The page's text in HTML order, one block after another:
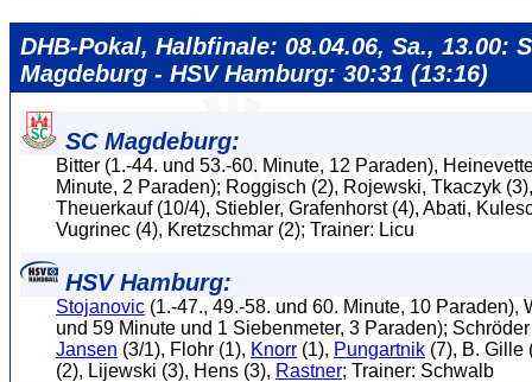
DHB-Pokal, Halbfinale: 08.04.06, Sa., 13.00:
Magdeburg - HSV Hamburg: 30:31 (13:16)
SC Magdeburg:
Bitter (1.-44. und 53.-60. Minute, 12 Paraden),
Minute, 2 Paraden); Roggisch (2), Rojewski, Tkaczyk
Theuerkauf (10/4), Stiebler, Grafenhorst (4), Abati,
Vugrinec (4), Kretzschmar (2); Trainer: Licu
HSV Hamburg:
Stojanovic (1.-47., 49.-58. und 60. Minute, 10 Paraden),
und 59 Minute und 1 Siebenmeter, 3 Paraden);
Jansen (3/1), Flohr (1), Knorr (1), Pungartnik (7), B. Gille
(2), Lijewski (3), Hens (3), Rastner; Trainer: Schwalb